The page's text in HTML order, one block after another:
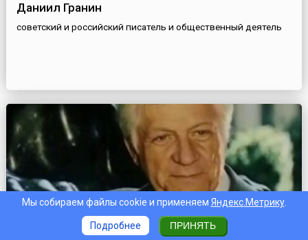
Даниил Гранин
советский и российский писатель и общественный деятель
Мы собираем файлы cookie и применяем Яндекс.Метрику.
Подробнее ПРИНЯТЬ